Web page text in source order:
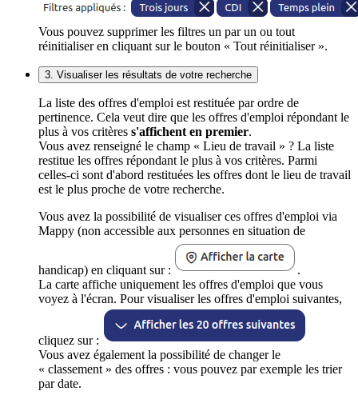
Vous pouvez supprimer les filtres un par un ou tout
réinitialiser en cliquant sur le bouton « Tout réinitialiser ».
3. Visualiser les résultats de votre recherche
La liste des offres d'emploi est restituée par ordre de
pertinence. Cela veut dire que les offres d'emploi répondant le
plus à vos critères s'affichent en premier.
Vous avez renseigné le champ « Lieu de travail » ? La liste
restitue les offres répondant le plus à vos critères. Parmi
celles-ci sont d'abord restituées les offres dont le lieu de travail
est le plus proche de votre recherche.
Vous avez la possibilité de visualiser ces offres d'emploi via
Mappy (non accessible aux personnes en situation de
handicap) en cliquant sur :
.
La carte affiche uniquement les offres d'emploi que vous
voyez à l'écran. Pour visualiser les offres d'emploi suivantes,
cliquez sur :
Vous avez également la possibilité de changer le
« classement » des offres : vous pouvez par exemple les trier
par date.